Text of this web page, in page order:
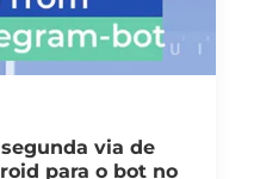
via de
para o bot no